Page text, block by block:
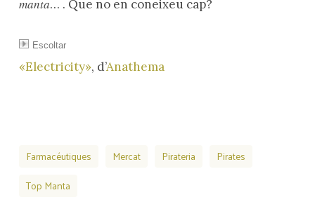
manta… . Que no en coneixeu cap?
Escoltar
«Electricity», d’Anathema
Farmacéutiques Mercat Pirateria
Pirates
Top Manta